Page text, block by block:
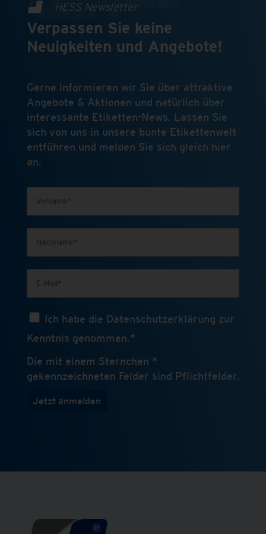
HESS Newsletter
Verpassen Sie keine
Neuigkeiten und Angebote!
Gerne informieren wir Sie über attraktive
Angebote & Aktionen und natürlich über
interessante Etiketten-News. Lassen Sie
sich von uns in unsere bunte Etikettenwelt
entführen und melden Sie sich gleich hier
an.
Ich habe die Datenschutzerklärung zur
Kenntnis genommen.*
Die mit einem Sternchen *
gekennzeichneten Felder sind Pflichtfelder.
Jetzt anmelden